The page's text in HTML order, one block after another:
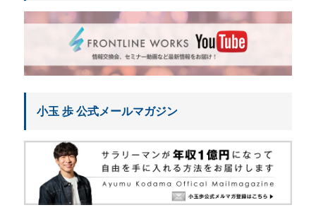
小玉 歩 公式メールマガジン